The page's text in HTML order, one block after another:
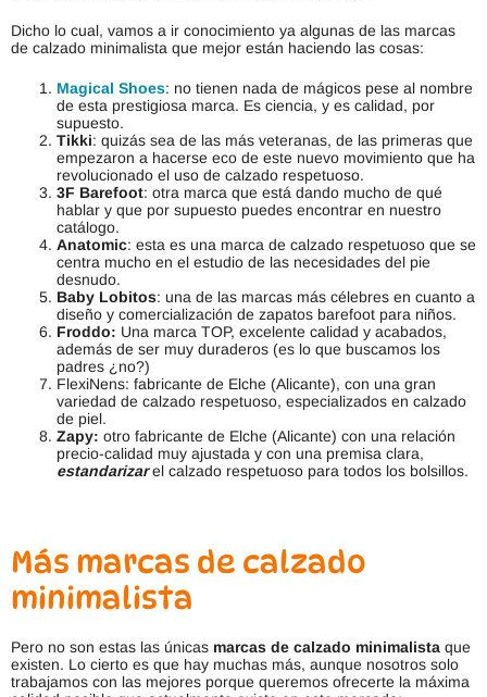
Dicho lo cual, vamos a ir conocimiento ya algunas de las marcas
de calzado minimalista que mejor están haciendo las cosas:
Magical Shoes: no tienen nada de mágicos pese al nombre
de esta prestigiosa marca. Es ciencia, y es calidad, por
supuesto.
Tikki: quizás sea de las más veteranas, de las primeras que
empezaron a hacerse eco de este nuevo movimiento que ha
revolucionado el uso de calzado respetuoso.
3F Barefoot: otra marca que está dando mucho de qué
hablar y que por supuesto puedes encontrar en nuestro
catálogo.
Anatomic: esta es una marca de calzado respetuoso que se
centra mucho en el estudio de las necesidades del pie
desnudo.
Baby Lobitos: una de las marcas más célebres en cuanto a
diseño y comercialización de zapatos barefoot para niños.
Froddo: Una marca TOP, excelente calidad y acabados,
además de ser muy duraderos (es lo que buscamos los
padres ¿no?)
FlexiNens: fabricante de Elche (Alicante), con una gran
variedad de calzado respetuoso, especializados en calzado
de piel.
Zapy: otro fabricante de Elche (Alicante) con una relación
precio-calidad muy ajustada y con una premisa clara,
estandarizarel calzado respetuoso para todos los bolsillos.
Más marcas de calzado
minimalista
Pero no son estas las únicas marcas de calzado minimalista que
existen. Lo cierto es que hay muchas más, aunque nosotros solo
trabajamos con las mejores porque queremos ofrecerte la máxima